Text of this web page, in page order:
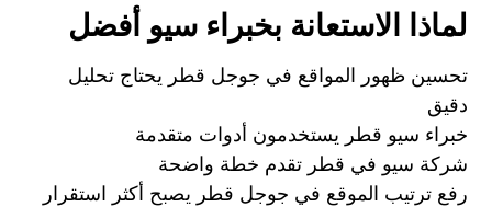
لماذا الاستعانة بخبراء سيو أفضل
تحسين ظهور المواقع في جوجل قطر يحتاج تحليل
دقيق
خبراء سيو قطر يستخدمون أدوات متقدمة
شركة سيو في قطر تقدم خطة واضحة
رفع ترتيب الموقع في جوجل قطر يصبح أكثر استقرار